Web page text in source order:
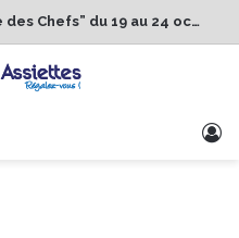
1er Édition de “La Semaine des Chefs” du 19 au 24 octobre 2026